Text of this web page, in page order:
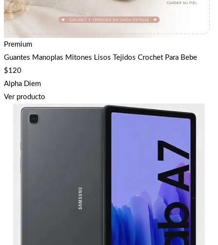
Premium
Guantes Manoplas Mitones Lisos Tejidos Crochet Para Bebe
$120
Alpha Diem
Ver producto